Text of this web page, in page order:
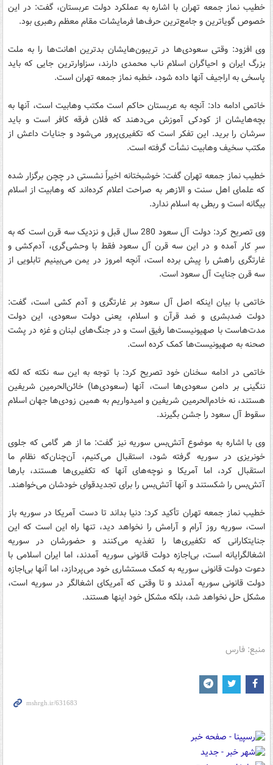
خطیب نماز جمعه تهران با اشاره به عملکرد دولت عربستان، گفت: در این
خصوص گویاترین و جامع‌ترین حرف‌ها فرمایشات مقام معظم رهبری بود.
وی افزود: وقتی سعودی‌ها در تریبون‌هایشان بدترین اهانت‌ها را به ملت
بزرگ ایران و احیا‌گران اسلام ناب محمدی دارند، سزاوارترین جایی که باید
پاسخی به اراجیف آنها داده شود، خطبه نماز جمعه تهران است.
خاتمی ادامه داد: آنچه به عربستان حاکم است مکتب وهابیت است، آنها به
بچه‌هایشان از کودکی آموزش می‌دهند که فلان فرقه کافر است و باید
سرشان را برید. این تفکر است که تکفیری‌پرور می‌شود و جنایات داعش از
مکتب سخیف وهابیت نشأت گرفته است.
خطیب نماز جمعه تهران گفت: خوشبختانه اخیراً‌ نشستی در چچن برگزار شده
که علمای اهل سنت و الازهر به صراحت اعلام کرده‌اند که وهابیت از اسلام
بیگانه است و ربطی به اسلام ندارد.
وی تصریح کرد: دولت آل سعود 280 سال قبل و نزدیک سه قرن است که به
سرِ کار آمده و در این سه قرن آل سعود فقط با وحشی‌گری، آدم‌کشی و
غارتگری راهش را پیش برده است، آنچه امروز در یمن می‌بینیم تابلویی از
سه قرن جنایت آل سعود است.
خاتمی با بیان اینکه اصل آل سعود بر غارتگری و آدم کشی است، گفت:
دولت ضدبشری و ضد قرآن و اسلام، یعنی دولت سعودی، این دولت
مدت‌هاست با صهیونیست‌ها رفیق است و در جنگ‌های لبنان و غزه در پشت
صحنه به صهیونیست‌ها کمک کرده است.
خاتمی در ادامه سخنان خود تصریح کرد: با توجه به این سه نکته که لکه
ننگینی بر دامن سعودی‌ها است، آنها (سعودی‌ها) خائن‌الحرمین شریفین
هستند، نه خادم‌الحرمین شریفین و امیدواریم به همین زودی‌ها جهان اسلام
سقوط آل سعود را جشن بگیرند.
وی با اشاره به موضوع آتش‌بس سوریه نیز گفت: ما از هر گامی که جلوی
خونریزی در سوریه گرفته شود، استقبال می‌کنیم، آن‌چنان‌که نظام ما
استقبال کرد، اما آمریکا و نوچه‌های آنها که تکفیری‌ها هستند، بارها
آتش‌بس را شکستند و آنها آتش‌بس را برای تجدیدقوای خودشان می‌خواهند.
خطیب نماز جمعه تهران تأکید کرد: دنیا بداند تا دست آمریکا در سوریه باز
است، سوریه روز آرام و آرامش را نخواهد دید، تنها راه این است که این
جنایتکارانی که تکفیری‌ها را تغذیه می‌کنند و حضورشان در سوریه
اشغالگرایانه است، بی‌اجازه دولت قانونی سوریه آمدند، اما ایران اسلامی با
دعوت دولت قانونی سوریه به کمک مستشاری خود می‌پردازد، اما آنها بی‌اجازه
دولت قانونی سوریه آمدند و تا وقتی که آمریکای اشغالگر در سوریه است،
مشکل حل نخواهد شد، بلکه مشکل خود اینها هستند.
منبع: فارس